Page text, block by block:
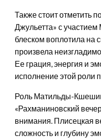
Также стоит отметить
Джульетта» с
блеском воплотила на
произвела
Ее грация, энергия и
исполнение этой роли
Роль Матильды-
«Рахманиновский
внимания. Плисецкая
сложность и глубину